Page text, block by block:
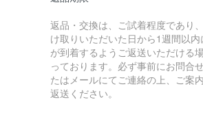
返品・交換は、ご試着程度であり
け取りいただいた日から1週間以
が到着するようご返送いただける
っております。必ず事前にお問合
たはメールにてご連絡の上、ご案
返送ください。